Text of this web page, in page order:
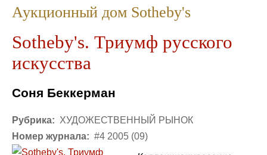
Аукционный дом Sotheby's
Sotheby's. Триумф русского
искусства
Соня Беккерман
Рубрика: ХУДОЖЕСТВЕННЫЙ РЫНОК
Номер журнала: #4 2005 (09)